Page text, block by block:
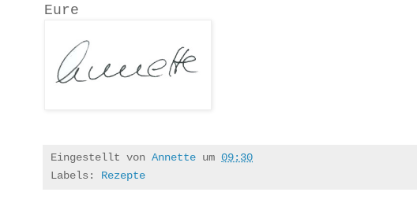
Eure
Eingestellt von Annette um 09:30
Labels: Rezepte